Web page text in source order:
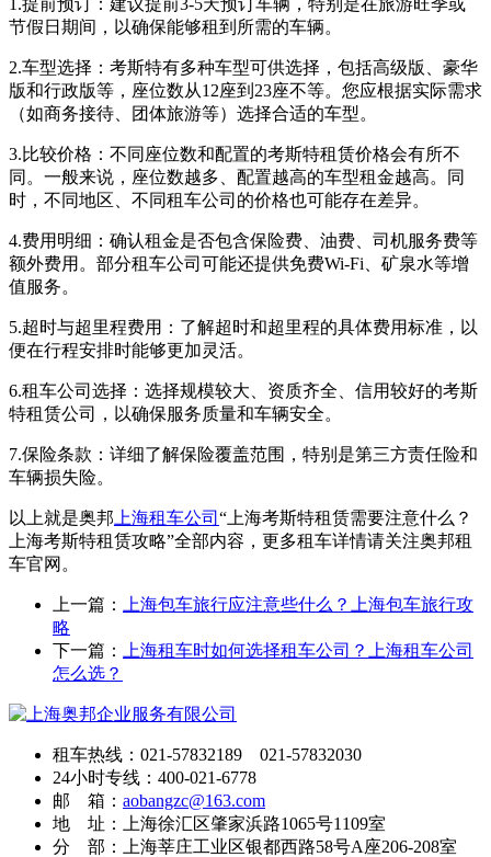
节假日期间，以确保能够租到所需的车辆。
2.车型选择：考斯特有多种车型可供选择，包括高级版、豪华
版和行政版等，座位数从12座到23座不等。您应根据实际需求
（如商务接待、团体旅游等）选择合适的车型。
3.比较价格：不同座位数和配置的考斯特租赁价格会有所不
同。一般来说，座位数越多、配置越高的车型租金越高。同
时，不同地区、不同租车公司的价格也可能存在差异。
4.费用明细：确认租金是否包含保险费、油费、司机服务费等
额外费用。部分租车公司可能还提供免费Wi-Fi、矿泉水等增
值服务。
5.超时与超里程费用：了解超时和超里程的具体费用标准，以
便在行程安排时能够更加灵活。
6.租车公司选择：选择规模较大、资质齐全、信用较好的考斯
特租赁公司，以确保服务质量和车辆安全。
7.保险条款：详细了解保险覆盖范围，特别是第三方责任险和
车辆损失险。
以上就是奥邦 上海租车公司 “上海考斯特租赁需要注意什么？
上海考斯特租赁攻略”全部内容，更多租车详情请关注奥邦租
车官网。
上一篇：
上海包车旅行应注意些什么？上海包车旅行攻
略
下一篇：
上海租车时如何选择租车公司？上海租车公司
怎么选？
租车热线：021-57832189 021-57832030
24小时专线：400-021-6778
邮 箱： aobangzc@163.com
地 址：上海徐汇区肇家浜路1065号1109室
分 部：上海莘庄工业区银都西路58号A座206-208室